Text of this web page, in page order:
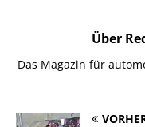
Über
Das Magazin für